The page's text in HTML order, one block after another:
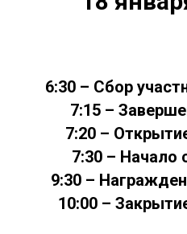
6:30 – Сбор
7:15 –
7:20 –
7:30 – Начало
9:30 –
10:00 –